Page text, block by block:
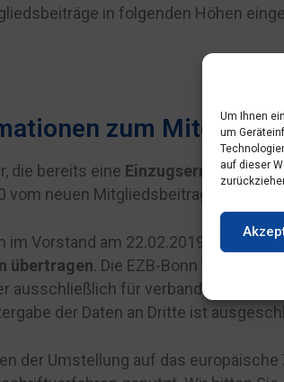
Um Ihnen
um
auf dieser
in folgenden Höhen
zum
die bereits eine
vom neuen Mitgliedsbeitrag
im Vorstand am 22.02.2019
übertragen. Die EZB-Bonn wird die
ausschließlich für
der Daten an Dritte ist
der Umstellung auf das